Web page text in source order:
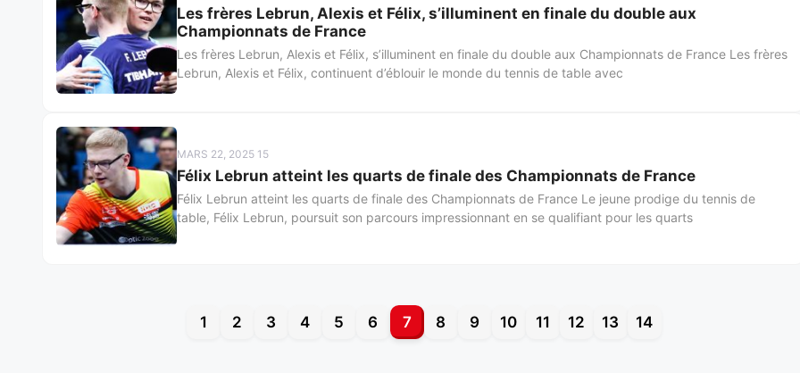
Les frères Lebrun, Alexis et Félix, s’illuminent en finale du double aux
Championnats de France
Les frères Lebrun, Alexis et Félix, s’illuminent en finale du double aux Championnats de France Les frères
Lebrun, Alexis et Félix, continuent d’éblouir le monde du tennis de table avec
MARS 22, 2025 15
Félix Lebrun atteint les quarts de finale des Championnats de France
Félix Lebrun atteint les quarts de finale des Championnats de France Le jeune prodige du tennis de
table, Félix Lebrun, poursuit son parcours impressionnant en se qualifiant pour les quarts
1 2 3 4 5 6 7 8 9 10 11 12 13 14